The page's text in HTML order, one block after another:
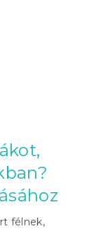
félnek,